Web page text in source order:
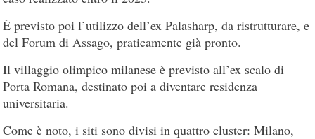
È previsto poi l’utilizzo dell’ex Palasharp, da ristrutturare, e
del Forum di Assago, praticamente già pronto.
Il villaggio olimpico milanese è previsto all’ex scalo di
Porta Romana, destinato poi a diventare residenza
universitaria.
Come è noto, i siti sono divisi in quattro cluster: Milano,